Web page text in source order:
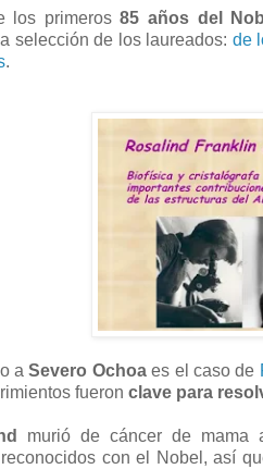
los primeros85 años del
selección de los laureados: de
.
aSevero Ochoaes el caso de
fueron clave para
murió de cáncer de mama
con el Nobel, así